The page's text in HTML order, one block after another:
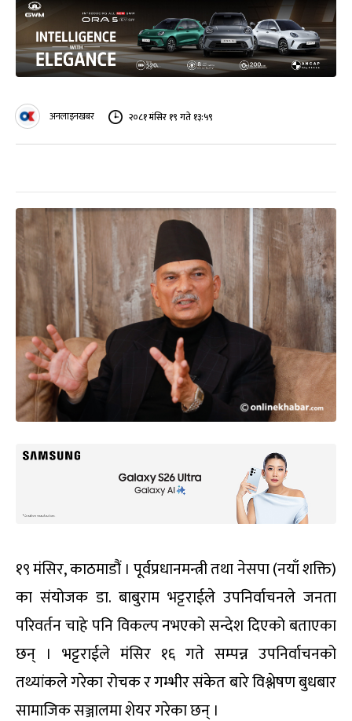
अनलाइनखबर २०८१ मंसिर १९ गते १३:५९
१९ मंसिर, काठमाडौं । पूर्वप्रधानमन्त्री तथा नेसपा (नयाँ शक्ति)
का संयोजक डा. बाबुराम भट्टराईले उपनिर्वाचनले जनता
परिवर्तन चाहे पनि विकल्प नभएको सन्देश दिएको बताएका
छन् । भट्टराईले मंसिर १६ गते सम्पन्न उपनिर्वाचनको
तथ्यांकले गरेका रोचक र गम्भीर संकेत बारे विश्लेषण बुधबार
सामाजिक सञ्जालमा शेयर गरेका छन् ।